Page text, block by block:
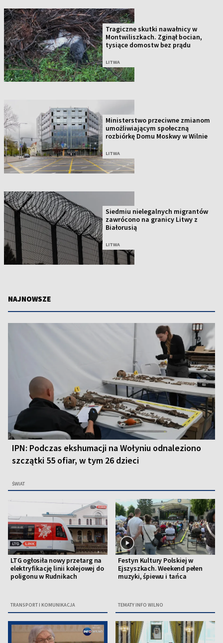
Tragiczne skutki nawałnicy w
Montwiliszkach. Zginął bocian,
tysiące domostw bez prądu
LITWA
Ministerstwo przeciwne zmianom
umożliwiającym społeczną
rozbiórkę Domu Moskwy w Wilnie
LITWA
Siedmiu nielegalnych migrantów
zawrócono na granicy Litwy z
Białorusią
LITWA
NAJNOWSZE
IPN: Podczas ekshumacji na Wołyniu odnaleziono
szczątki 55 ofiar, w tym 26 dzieci
ŚWIAT
LTG ogłosiła nowy przetarg na
elektryfikację linii kolejowej do
poligonu w Rudnikach
TRANSPORT I KOMUNIKACJA
Festyn Kultury Polskiej w
Ejszyszkach. Weekend pełen
muzyki, śpiewu i tańca
TEMATY INFO WILNO